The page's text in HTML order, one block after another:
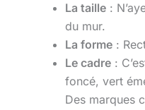
La taille :
du mur.
La forme :
Le cadre :
foncé, vert
Des marques